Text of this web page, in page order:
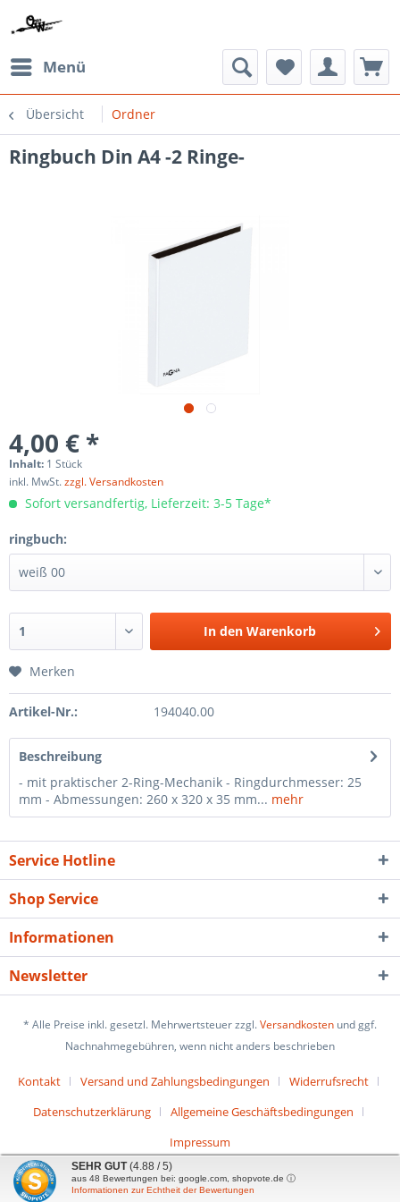
Menü
Übersicht Ordner
Ringbuch Din A4 -2 Ringe-
4,00 € *
Inhalt: 1 Stück
inkl. MwSt.zzgl. Versandkosten
Sofort versandfertig, Lieferzeit: 3-5 Tage*
ringbuch:
In den Warenkorb
Merken
Artikel-Nr.: 194040.00
Beschreibung
- mit praktischer 2-Ring-Mechanik - Ringdurchmesser: 25
mm - Abmessungen: 260 x 320 x 35 mm... mehr
Service Hotline
Shop Service
Informationen
Newsletter
* Alle Preise inkl. gesetzl. Mehrwertsteuer zzgl.Versandkosten und ggf.
Nachnahmegebühren, wenn nicht anders beschrieben
Kontakt Versand und Zahlungsbedingungen
Widerrufsrecht
Datenschutzerklärung
Allgemeine Geschäftsbedingungen
Impressum
SEHR GUT (4.88 / 5)
aus 48 Bewertungen bei: google.com, shopvote.de ⓘ
Informationen zur Echtheit der Bewertungen